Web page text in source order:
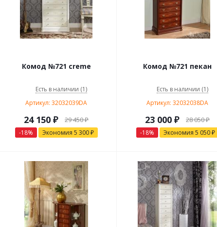
Комод №721 creme
Есть в наличии (1)
Артикул: 32032039DA
24 150 ₽ 29 450₽
-18% Экономия 5 300₽
Комод №721 пекан
Есть в наличии (1)
Артикул: 32032038DA
23 000 ₽ 28 050₽
-18% Экономия 5 050₽